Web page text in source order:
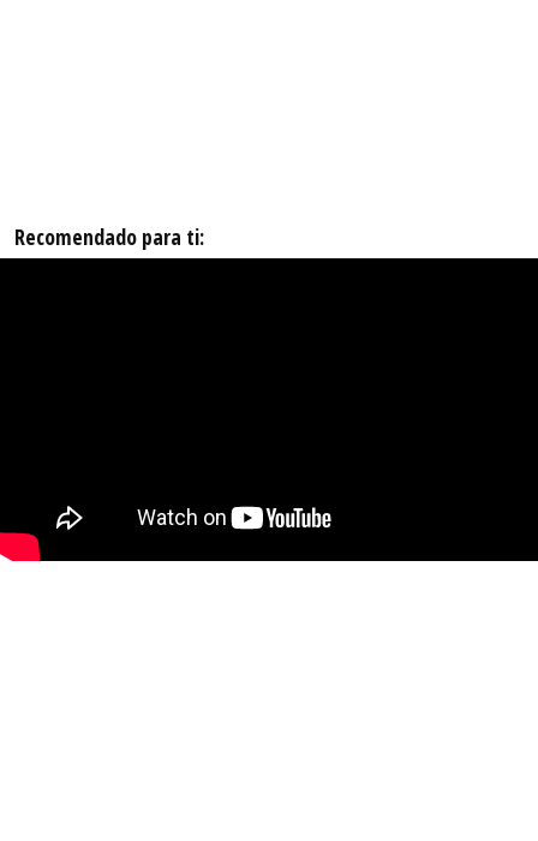
Recomendado para ti: